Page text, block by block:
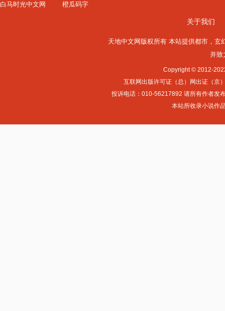
白马时光中文网 橙瓜码字
关于我们
天地中文网版权所有 本站提供都市， 玄
并致
Copyright © 2012-
互联网出版许可证（总）网出证（京
投诉电话：010-56217892 请所有作者发
本站所收录小说作